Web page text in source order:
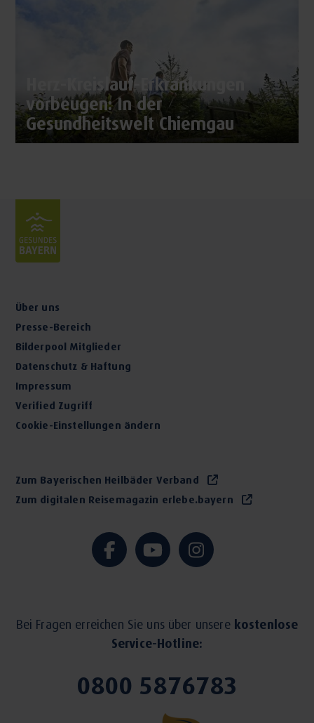
Herz-Kreislauf-Erkrankungen
vorbeugen: In der
Gesundheitswelt Chiemgau
Über uns
Presse-Bereich
Bilderpool Mitglieder
Datenschutz & Haftung
Impressum
Verified Zugriff
Cookie-Einstellungen ändern
Zum Bayerischen Heilbäder Verband
Zum digitalen Reisemagazin erlebe.bayern
Bei Fragen erreichen Sie uns über unsere kostenlose
Service-Hotline:
0800 5876783